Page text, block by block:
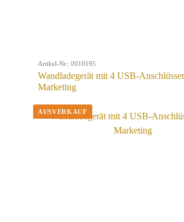
Artikel-Nr.: 0010195
Wandladegerät mit 4 USB-
Marketing